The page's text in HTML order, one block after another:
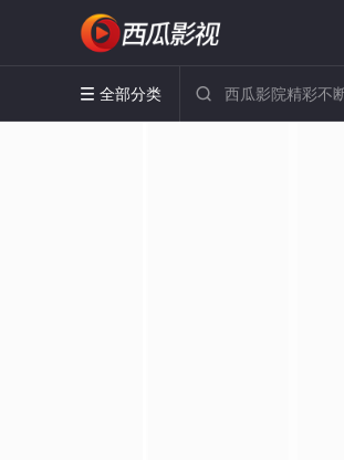
 全部分类 